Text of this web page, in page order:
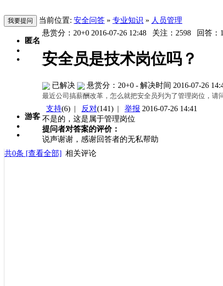
当前位置: 安全问答 » 专业知识 » 人员管理
匿名
悬赏分：20+0 2016-07-26 12:48 关注： 2598 回答： 1
安全员是技术岗位吗？
已解决 悬赏分：20+0 - 解决时间 2016-07-26
最近公司搞薪酬改革，怎么就把安全员列为了管理岗位，请
游客
支持(6) | 反对(141) | 举报 2016-07-26 14:41
不是的，这是属于管理岗位
提问者对答案的评价：
说声谢谢，感谢回答者的无私帮助
共0条 [查看全部] 相关评论